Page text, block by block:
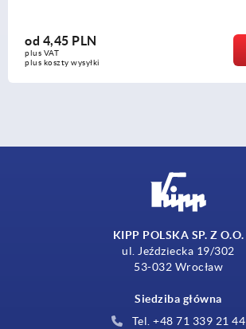
od15,89 PLN
plus VAT
plus koszty wysyłki
KIPP POLSKA SP. Z O.O.
ul. Jeździecka 19/302
53-032 Wrocław
Siedziba główna
Tel. +48 71 339 21 44